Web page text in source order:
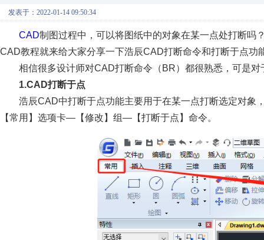
发表于：2022-01-14 09:50:34
CAD制图过程中，可以将图纸中的对象在某一点处打断吗
CAD教程就来给大家分享一下浩辰CAD打断命令和打断于点功
相信很多设计师对CAD打断命令（BR）都很熟悉，可是
1.CAD打断于点
浩辰CAD中打断于点功能主要用于在某一点打断选定对象
【常用】选项卡—【修改】组—【打断于点】命令。